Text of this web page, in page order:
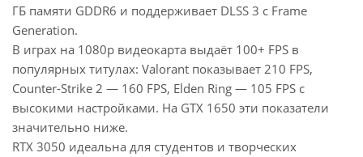
ГБ памяти GDDR6 и поддерживает DLSS 3 с Frame
Generation.
В играх на 1080p видеокарта выдаёт 100+ FPS в
популярных титулах: Valorant показывает 210 FPS,
Counter-Strike 2 — 160 FPS, Elden Ring — 105 FPS с
высокими настройками. На GTX 1650 эти показатели
значительно ниже.
RTX 3050 идеальна для студентов и творческих